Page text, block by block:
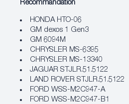
Recommandation
HONDA HTO-06
GM dexos 1 Gen3
GM 6094M
CHRYSLER MS-6395
CHRYSLER MS-13340
JAGUAR STJLR.51.5122
LAND ROVER STJLR.51.5122
FORD WSS-M2C947-A
FORD WSS-M2C947-B1